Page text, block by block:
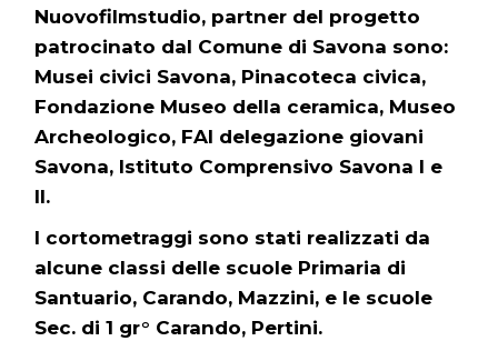
Nuovofilmstudio, partner del progetto
patrocinato dal Comune di Savona sono:
Musei civici Savona, Pinacoteca civica,
Fondazione Museo della ceramica, Museo
Archeologico, FAI delegazione giovani
Savona, Istituto Comprensivo Savona I e
II.
I cortometraggi sono stati realizzati da
alcune classi delle scuole Primaria di
Santuario, Carando, Mazzini, e le scuole
Sec. di 1 gr° Carando, Pertini.